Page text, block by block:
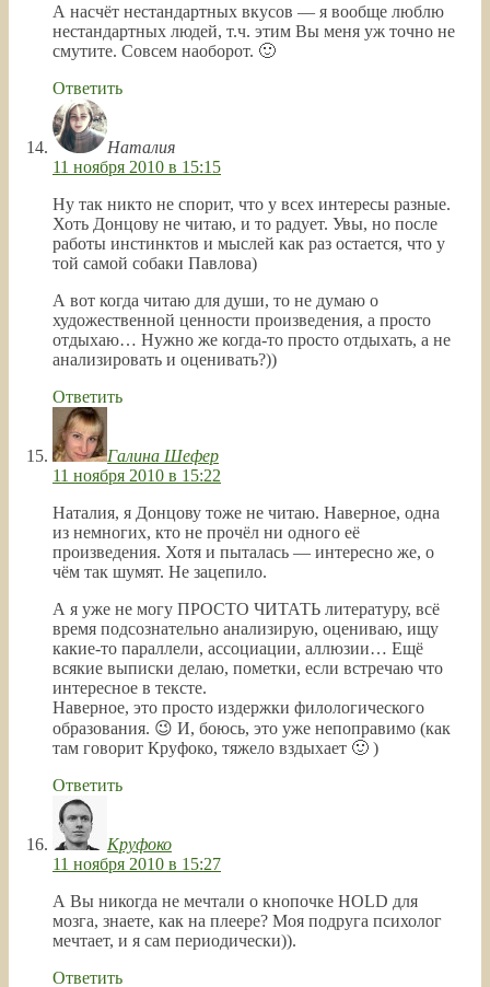
А насчёт нестандартных вкусов — я вообще люблю
нестандартных людей, т.ч. этим Вы меня уж точно не
смутите. Совсем наоборот. 🙂
Ответить
Наталия
11 ноября 2010 в 15:15
Ну так никто не спорит, что у всех интересы разные.
Хоть Донцову не читаю, и то радует. Увы, но после
работы инстинктов и мыслей как раз остается, что у
той самой собаки Павлова)
А вот когда читаю для души, то не думаю о
художественной ценности произведения, а просто
отдыхаю… Нужно же когда-то просто отдыхать, а не
анализировать и оценивать?))
Ответить
Галина Шефер
11 ноября 2010 в 15:22
Наталия, я Донцову тоже не читаю. Наверное, одна
из немногих, кто не прочёл ни одного её
произведения. Хотя и пыталась — интересно же, о
чём так шумят. Не зацепило.
А я уже не могу ПРОСТО ЧИТАТЬ литературу, всё
время подсознательно анализирую, оцениваю, ищу
какие-то параллели, ассоциации, аллюзии… Ещё
всякие выписки делаю, пометки, если встречаю что
интересное в тексте.
Наверное, это просто издержки филологического
образования. 😉 И, боюсь, это уже непоправимо (как
там говорит Круфоко, тяжело вздыхает 🙂 )
Ответить
Круфоко
11 ноября 2010 в 15:27
А Вы никогда не мечтали о кнопочке HOLD для
мозга, знаете, как на плеере? Моя подруга психолог
мечтает, и я сам периодически)).
Ответить